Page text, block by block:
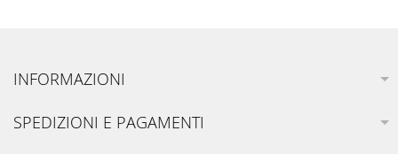
INFORMAZIONI
SPEDIZIONI E PAGAMENTI